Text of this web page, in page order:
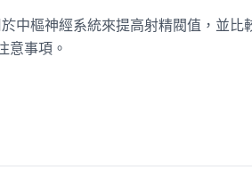
中樞神經系統來提高射精閥值，並比
意事項。